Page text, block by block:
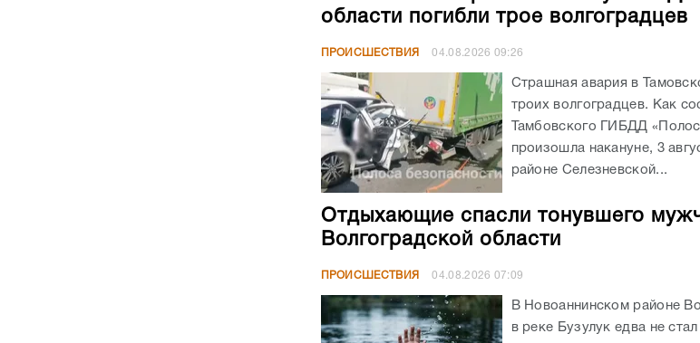
области погибли трое волгоградцев
ПРОИСШЕСТВИЯ 04.08.2026 09:26
Страшная авария в
троих волгоградцев. Как
Тамбовского ГИБДД
произошла накануне, 3
районе Селезневской...
Отдыхающие спасли тонувшего
Волгоградской области
ПРОИСШЕСТВИЯ 04.08.2026 07:09
В Новоаннинском районе
в реке Бузулук едва не